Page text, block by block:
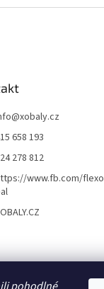
@xobaly.cz
658 193
278 812
www.fb.com/flexo
KATRIN